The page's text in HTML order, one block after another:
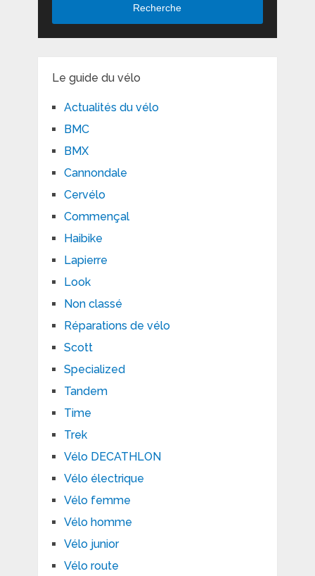
Recherche
Le guide du vélo
Actualités du vélo
BMC
BMX
Cannondale
Cervélo
Commençal
Haibike
Lapierre
Look
Non classé
Réparations de vélo
Scott
Specialized
Tandem
Time
Trek
Vélo DECATHLON
Vélo électrique
Vélo femme
Vélo homme
Vélo junior
Vélo route